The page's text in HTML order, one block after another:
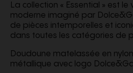
La collection « Essential » est le
moderne imaginé par
de pièces intemporelles et
dans toutes les catégories de
Doudoune matelassée en
métallique avec logo